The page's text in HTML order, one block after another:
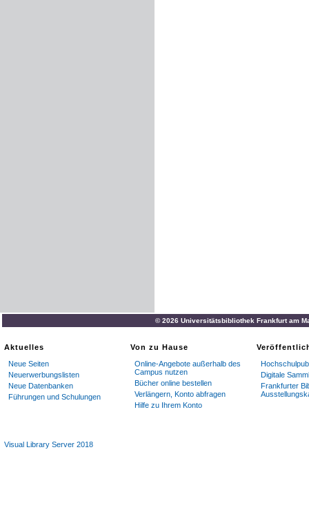
© 2026 Universitätsbibliothek Frankfurt am
Aktuelles
Neue Seiten
Neuerwerbungslisten
Neue Datenbanken
Führungen und Schulungen
Von zu Hause
Online-Angebote außerhalb des
Campus nutzen
Bücher online bestellen
Verlängern, Konto abfragen
Hilfe zu Ihrem Konto
Digitale
Frankfurter
Visual Library Server 2018